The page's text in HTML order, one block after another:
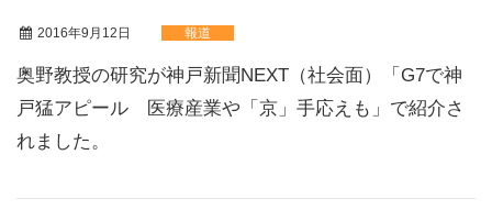
2016年9月12日 報道
奥野教授の研究が神戸新聞NEXT（社会面）「G7で神
戸猛アピール 医療産業や「京」手応えも」で紹介さ
れました。